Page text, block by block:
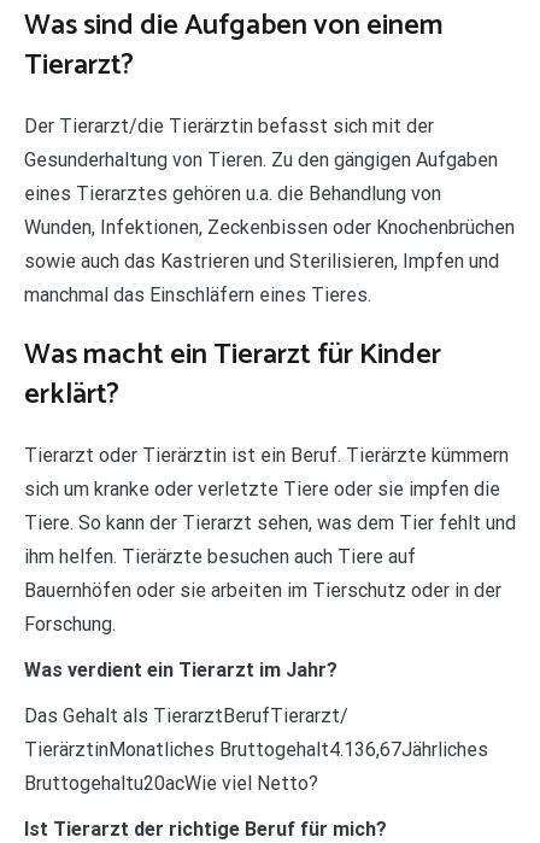
Was sind die Aufgaben von einem
Tierarzt?
Der Tierarzt/die Tierärztin befasst sich mit der
Gesunderhaltung von Tieren. Zu den gängigen Aufgaben
eines Tierarztes gehören u.a. die Behandlung von
Wunden, Infektionen, Zeckenbissen oder Knochenbrüchen
sowie auch das Kastrieren und Sterilisieren, Impfen und
manchmal das Einschläfern eines Tieres.
Was macht ein Tierarzt für Kinder
erklärt?
Tierarzt oder Tierärztin ist ein Beruf. Tierärzte kümmern
sich um kranke oder verletzte Tiere oder sie impfen die
Tiere. So kann der Tierarzt sehen, was dem Tier fehlt und
ihm helfen. Tierärzte besuchen auch Tiere auf
Bauernhöfen oder sie arbeiten im Tierschutz oder in der
Forschung.
Was verdient ein Tierarzt im Jahr?
Das Gehalt als TierarztBerufTierarzt/
TierärztinMonatliches Bruttogehalt4.136,67Jährliches
Bruttogehaltu20acWie viel Netto?
Ist Tierarzt der richtige Beruf für mich?